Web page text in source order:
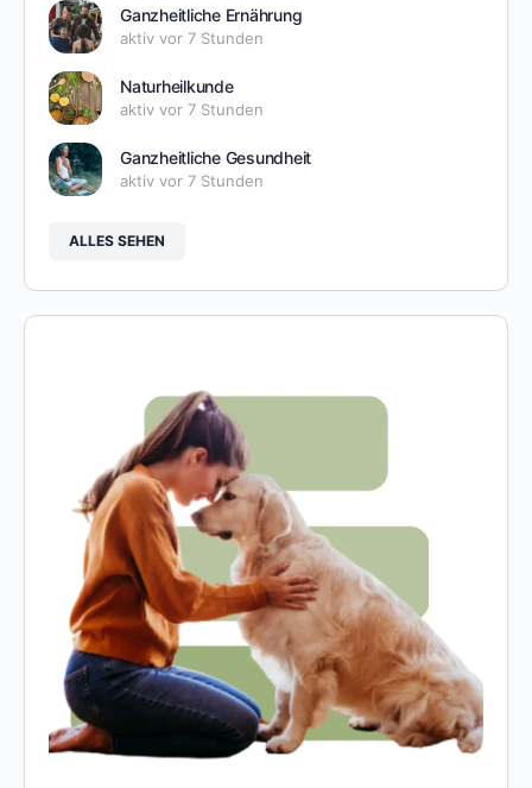
Ganzheitliche Ernährung
aktiv vor 7 Stunden
Naturheilkunde
aktiv vor 7 Stunden
Ganzheitliche Gesundheit
aktiv vor 7 Stunden
ALLES SEHEN